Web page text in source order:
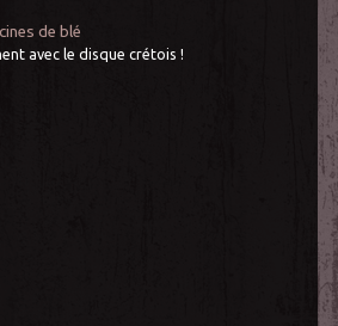
de blé
avec le disque crétois !